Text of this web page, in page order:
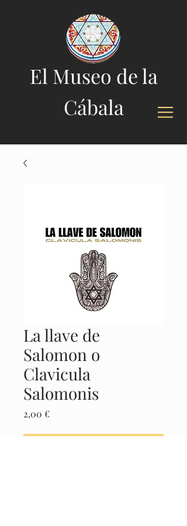
El Museo de la
Cábala
La llave de
Salomon o
Clavicula
Salomonis
2,00 €Precio